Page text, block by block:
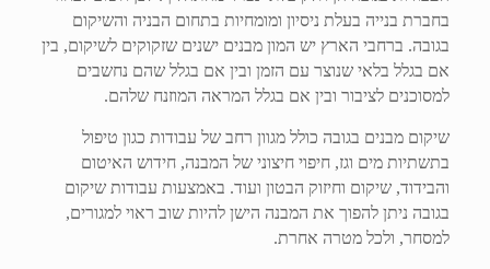
בחברת בנייה בעלת ניסיון ומומחיות בתחום הבניה והשיקום
בגובה. ברחבי הארץ יש המון מבנים ישנים שזקוקים לשיקום, בין
אם בגלל בלאי שנוצר עם הזמן ובין אם בגלל שהם נחשבים
למסוכנים לציבור ובין אם בגלל המראה המוזנח שלהם.
שיקום מבנים בגובה כולל מגוון רחב של עבודות כגון טיפול
בתשתיות מים וגז, חיפוי חיצוני של המבנה, חידוש האיטום
והבידוד, שיקום וחיזוק הבטון ועוד. באמצעות עבודות שיקום
בגובה ניתן להפוך את המבנה הישן להיות שוב ראוי למגורים,
למסחר, ולכל מטרה אחרת.